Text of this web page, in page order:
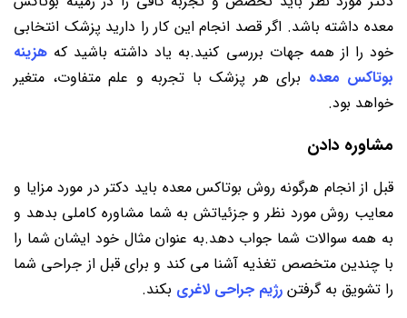
معده داشته باشد. اگر قصد انجام این کار را دارید پزشک انتخابی
خود را از همه جهات بررسی کنید.به یاد داشته باشید که هزینه
بوتاکس معده برای هر پزشک با تجربه و علم متفاوت، متغیر
خواهد بود.
مشاوره دادن
قبل از انجام هرگونه روش بوتاکس معده باید دکتر در مورد مزایا و
معایب روش مورد نظر و جزئیاتش به شما مشاوره کاملی بدهد و
به همه سوالات شما جواب دهد.به عنوان مثال خود ایشان شما را
با چندین متخصص تغذیه آشنا می کند و برای قبل از جراحی شما
را تشویق به گرفتن رژیم جراحی لاغری بکند.